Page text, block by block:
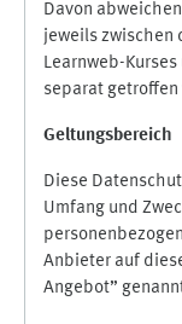
Davon
jeweils zwischen
Learnweb-
separat getroffen
Geltungsbereich
Diese
Umfang und
Anbieter auf
Angebot”